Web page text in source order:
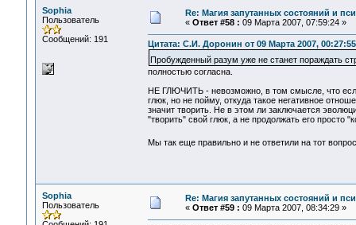
Sophia
Пользователь
Сообщений: 191
Re: Магия запутанных состояний и
« Ответ #58 : 09 Марта 2007, 07:59:24 »
Цитата: С.И. Доронин от 09 Марта 2007, 00:27:55
Пробужденный разум уже не станет пораждать
полностью согласна.
НЕ ГЛЮЧИТЬ - невозможно, в том смысле, что
глюк, но не пойму, откуда такое негативное
значит творить. Не в этом ли заключается
"творить" свой глюк, а не продолжать его просто
Мы так еще правильно и не ответили на тот
Sophia
Пользователь
Re: Магия запутанных состояний и
« Ответ #59 : 09 Марта 2007, 08:34:29 »